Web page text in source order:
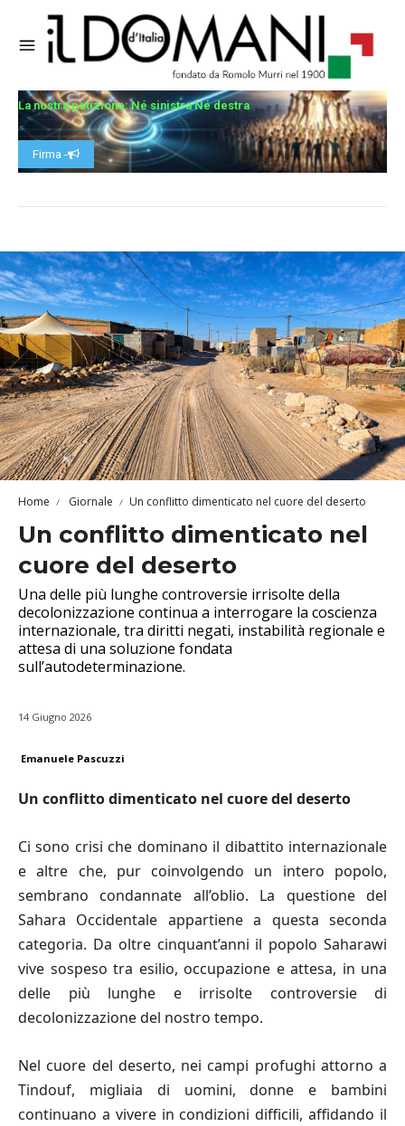
La nostra petizione: Né sinistra Né destra
Firma -
Home Giornale Un conflitto dimenticato nel cuore del deserto
Un conflitto dimenticato nel
cuore del deserto
Una delle più lunghe controversie irrisolte della
decolonizzazione continua a interrogare la coscienza
internazionale, tra diritti negati, instabilità regionale e
attesa di una soluzione fondata
sull’autodeterminazione.
14 Giugno 2026
Emanuele Pascuzzi
Un conflitto dimenticato nel cuore del deserto
Ci sono crisi che dominano il dibattito internazionale
e altre che, pur coinvolgendo un intero popolo,
sembrano condannate all’oblio. La questione del
Sahara Occidentale appartiene a questa seconda
categoria. Da oltre cinquant’anni il popolo Saharawi
vive sospeso tra esilio, occupazione e attesa, in una
delle più lunghe e irrisolte controversie di
decolonizzazione del nostro tempo.
Nel cuore del deserto, nei campi profughi attorno a
Tindouf, migliaia di uomini, donne e bambini
continuano a vivere in condizioni difficili, affidando il